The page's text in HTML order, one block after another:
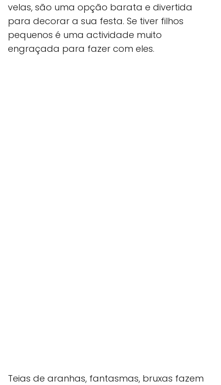
velas, são uma opção barata e divertida
para decorar a sua festa. Se tiver filhos
pequenos é uma actividade muito
engraçada para fazer com eles.
Teias de aranhas, fantasmas, bruxas fazem